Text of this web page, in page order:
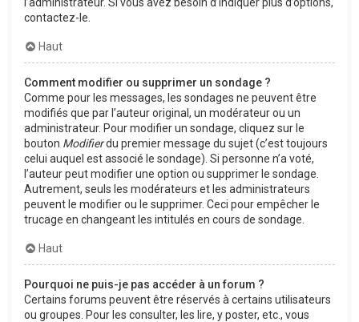
contactez-le.
Haut
Comment modifier ou supprimer un sondage ?
Comme pour les messages, les sondages ne peuvent être
modifiés que par l’auteur original, un modérateur ou un
administrateur. Pour modifier un sondage, cliquez sur le
bouton Modifierdu premier message du sujet (c’est toujours
celui auquel est associé le sondage). Si personne n’a voté,
l’auteur peut modifier une option ou supprimer le sondage.
Autrement, seuls les modérateurs et les administrateurs
peuvent le modifier ou le supprimer. Ceci pour empêcher le
trucage en changeant les intitulés en cours de sondage.
Haut
Pourquoi ne puis-je pas accéder à un forum ?
Certains forums peuvent être réservés à certains utilisateurs
ou groupes. Pour les consulter, les lire, y poster, etc., vous